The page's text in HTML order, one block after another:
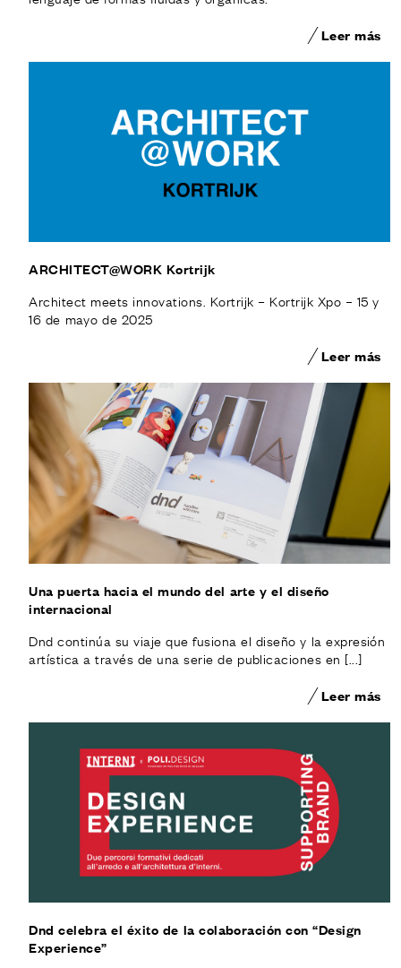
Leer más
ARCHITECT@WORK Kortrijk
Architect meets innovations. Kortrijk – Kortrijk Xpo – 15 y
16 de mayo de 2025
Leer más
Una puerta hacia el mundo del arte y el diseño
internacional
Dnd continúa su viaje que fusiona el diseño y la expresión
artística a través de una serie de publicaciones en [...]
Leer más
Dnd celebra el éxito de la colaboración con “Design
Experience”